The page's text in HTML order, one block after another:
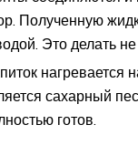
Полученную
Это делать
нагревается
сахарный
готов.